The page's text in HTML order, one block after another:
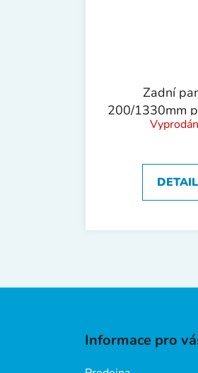
Zadní
200/1330mm
DETAIL
Informace pro